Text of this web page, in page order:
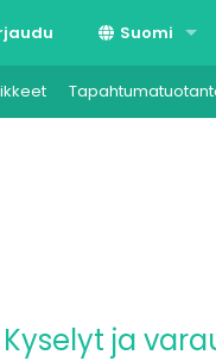
Suomi
Svenska
Kyselyt ja